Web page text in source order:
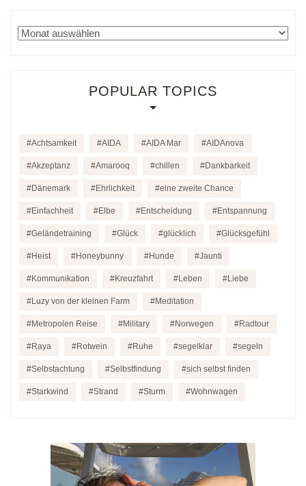
Archiv
POPULAR TOPICS
Achtsamkeit AIDA AIDA Mar AIDAnova
Akzeptanz Amarooq chillen Dankbarkeit
Dänemark Ehrlichkeit eine zweite Chance
Einfachheit Elbe Entscheidung Entspannung
Geländetraining Glück glücklich Glücksgefühl
Heist Honeybunny Hunde Jaunti
Kommunikation Kreuzfahrt Leben Liebe
Luzy von der kleinen Farm Meditation
Metropolen Reise Military Norwegen Radtour
Raya Rotwein Ruhe segelklar segeln
Selbstachtung Selbstfindung sich selbst finden
Starkwind Strand Sturm Wohnwagen